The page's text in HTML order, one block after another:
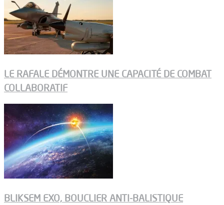
LE RAFALE DÉMONTRE UNE CAPACITÉ DE COMBAT
COLLABORATIF
BLIKSEM EXO, BOUCLIER ANTI-BALISTIQUE